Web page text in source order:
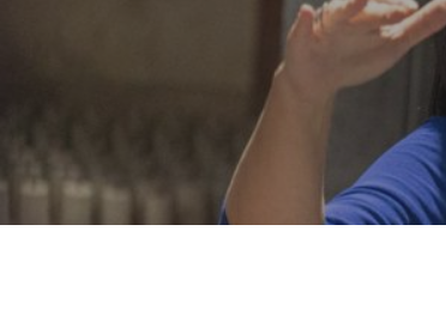
Hit enter to search or ESC to close